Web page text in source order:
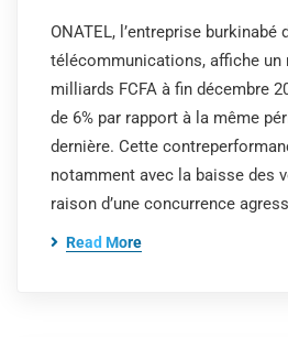
ONATEL, l’entreprise burkinabé
télécommunications, affiche un
milliards FCFA à fin décembre
de 6% par rapport à la même
dernière. Cette
notamment avec la baisse des
raison d’une concurrence
Read More